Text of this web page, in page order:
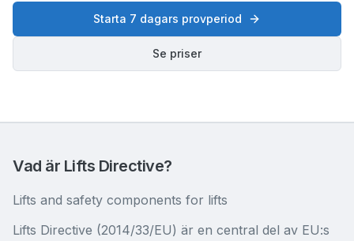
Starta 7 dagars provperiod
Se priser
Vad är Lifts Directive?
Lifts and safety components for lifts
Lifts Directive (2014/33/EU) är en central del av EU:s